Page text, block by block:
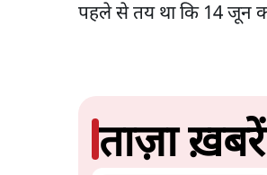
पहले से तय था कि 14 जून
ताज़ा ख़बरें